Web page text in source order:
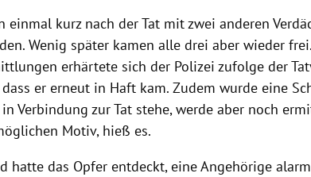
einmal kurz nach der Tat mit zwei anderen
Wenig später kamen alle drei aber wieder
erhärtete sich der Polizei zufolge der
er erneut in Haft kam. Zudem wurde eine
Verbindung zur Tat stehe, werde aber noch
Motiv, hieß es.
hatte das Opfer entdeckt, eine Angehörige